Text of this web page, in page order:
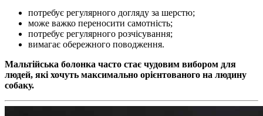
потребує регулярного догляду за шерстю;
може важко переносити самотність;
потребує регулярного розчісування;
вимагає обережного поводження.
Мальтійська болонка часто стає чудовим вибором для
людей, які хочуть максимально орієнтованого на людину
собаку.